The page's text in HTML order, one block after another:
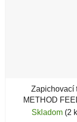
Zapichovací
METHOD
FANS Bait
Skladom (2